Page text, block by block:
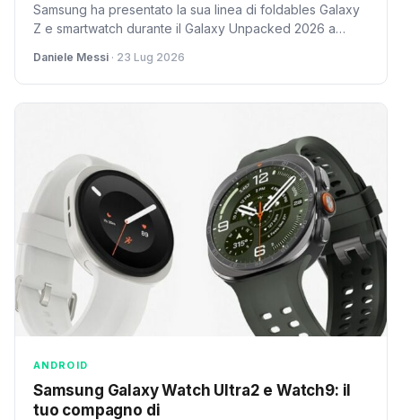
Samsung ha presentato la sua linea di foldables Galaxy
Z e smartwatch durante il Galaxy Unpacked 2026 a
amanti della tecnologia.
Daniele Messi · 23 Lug 2026
ANDROID
Samsung Galaxy Watch Ultra2 e Watch9: il
tuo compagno di